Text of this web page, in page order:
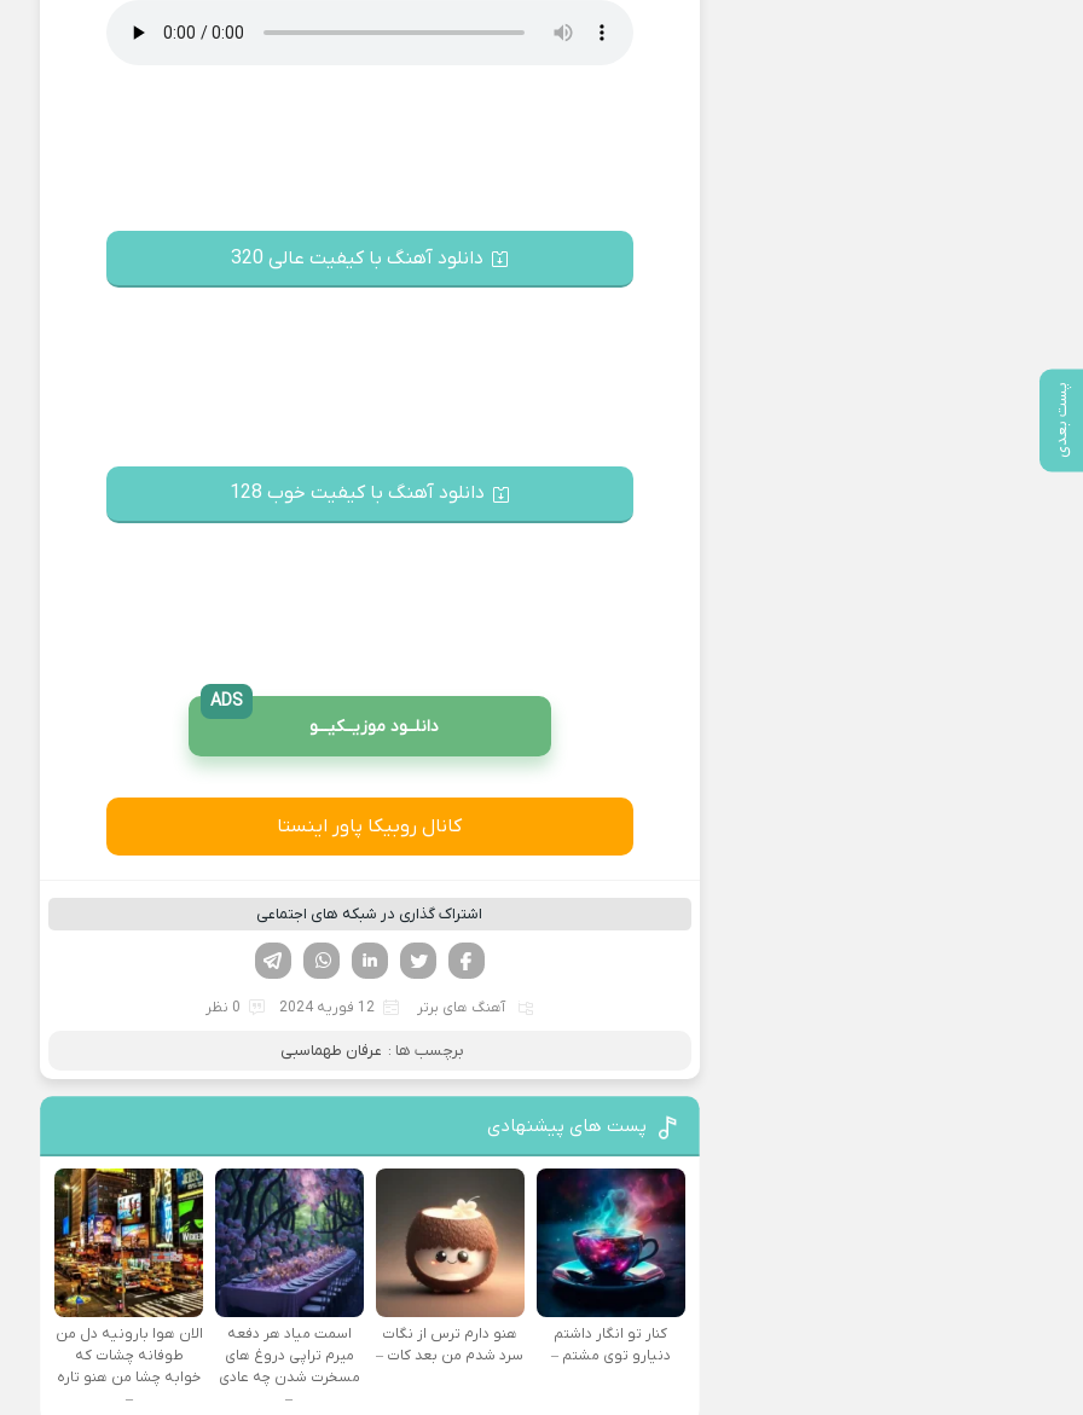
پست بعدی
دانلود آهنگ با کیفیت عالی 320
دانلود آهنگ با کیفیت خوب 128
دانلــود موزیــکیـــو
ADS
کانال روبیکا پاور اینستا
اشتراک گذاری در شبکه های اجتماعی
لینکدین تویتر
فیسوک
آهنگ های برتر 12 فوریه 2024 0 نظر
برچسب ها : عرفان طهماسبی
پست های پیشنهادی
کنار تو انگار داشتم
دنیارو توی مشتم –
هنو دارم ترس از نگات
سرد شدم من بعد کات –
اسمت میاد هر دفعه
میرم تراپی دروغ‌ های
مسخرت شدن چه عادی
–
الان هوا بارونیه دل من
طوفانه چشات که
خوابه چشا من هنو تاره
–